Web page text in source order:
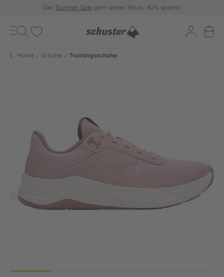
DerSommer Sale geht weiter: Bis zu 40% sparen!
Toggle
navigation
Home Schuhe Trainingsschuhe